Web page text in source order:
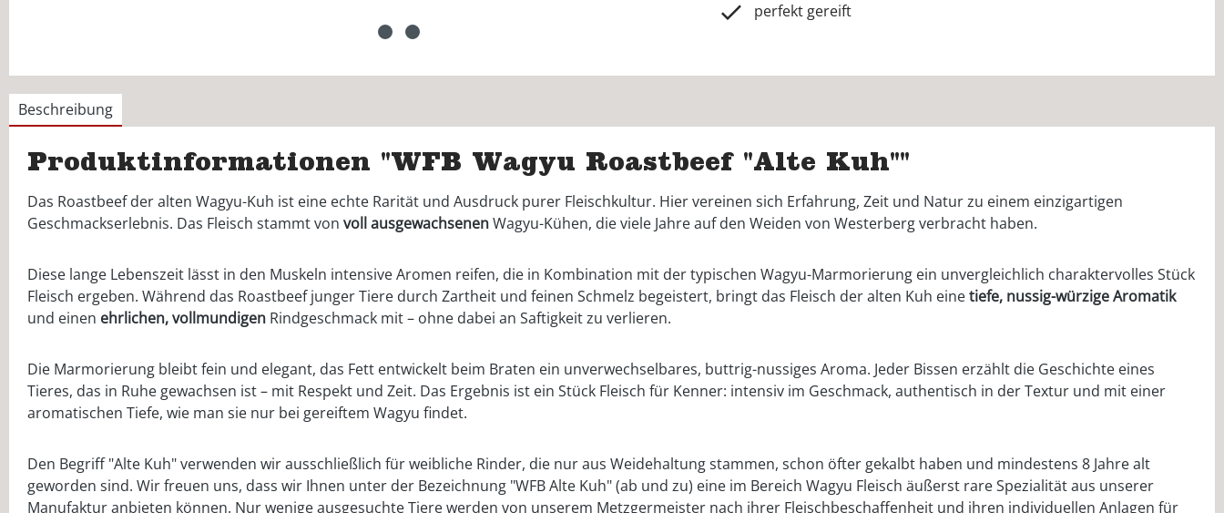
perfekt gereift
Beschreibung
Produktinformationen "WFB Wagyu Roastbeef "Alte Kuh""
Das Roastbeef der alten Wagyu-Kuh ist eine echte Rarität und Ausdruck purer Fleischkultur. Hier vereinen sich Erfahrung, Zeit und Natur zu einem einzigartigen
Geschmackserlebnis. Das Fleisch stammt von vollausgewachsenenWagyu-Kühen, die viele Jahre auf den Weiden von Westerberg verbracht haben.
Diese lange Lebenszeit lässt in den Muskeln intensive Aromen reifen, die in Kombination mit der typischen Wagyu-Marmorierung ein unvergleichlich charaktervolles Stück
Fleisch ergeben. Während das Roastbeef junger Tiere durch Zartheit und feinen Schmelz begeistert, bringt das Fleisch der alten Kuh einetiefe, nussig-würzige Aromatik
und einen ehrlichen, vollmundigen Rindgeschmack mit – ohne dabei an Saftigkeit zu verlieren.
Die Marmorierung bleibt fein und elegant, das Fett entwickelt beim Braten ein unverwechselbares, buttrig-nussiges Aroma. Jeder Bissen erzählt die Geschichte eines
Tieres, das in Ruhe gewachsen ist – mit Respekt und Zeit. Das Ergebnis ist ein Stück Fleisch für Kenner: intensiv im Geschmack, authentisch in der Textur und mit einer
aromatischen Tiefe, wie man sie nur bei gereiftem Wagyu findet.
Den Begriff "Alte Kuh" verwenden wir ausschließlich für weibliche Rinder, die nur aus Weidehaltung stammen, schon öfter gekalbt haben und mindestens 8 Jahre alt
geworden sind. Wir freuen uns, dass wir Ihnen unter der Bezeichnung "WFB Alte Kuh" (ab und zu) eine im Bereich Wagyu Fleisch äußerst rare Spezialität aus unserer
Manufaktur anbieten können. Nur wenige ausgesuchte Tiere werden von unserem Metzgermeister nach ihrer Fleischbeschaffenheit und ihren individuellen Anlagen für